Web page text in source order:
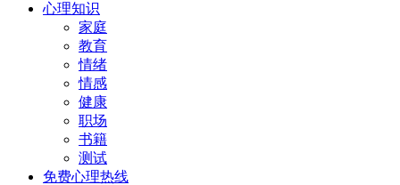
心理知识
家庭
教育
情绪
情感
健康
职场
书籍
测试
免费心理热线